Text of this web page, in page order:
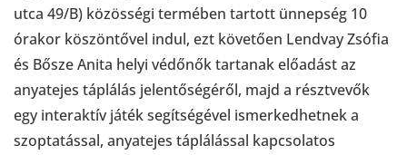
utca 49/B) közösségi termében tartott ünnepség 10
órakor köszöntővel indul, ezt követően Lendvay Zsófia
és Bősze Anita helyi védőnők tartanak előadást az
anyatejes táplálás jelentőségéről, majd a résztvevők
egy interaktív játék segítségével ismerkedhetnek a
szoptatással, anyatejes táplálással kapcsolatos